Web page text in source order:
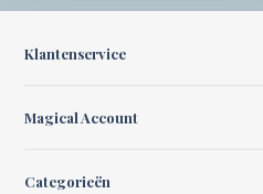
Klantenservice
Magical Account
Categorieën